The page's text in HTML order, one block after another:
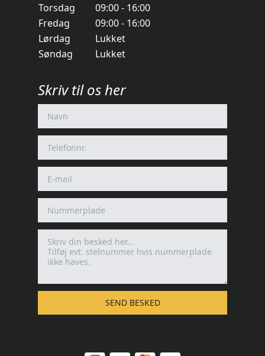
Torsdag
09:00 - 16:00
Fredag
09:00 - 16:00
Lørdag
Lukket
Søndag
Lukket
Skriv til os her
SEND BESKED